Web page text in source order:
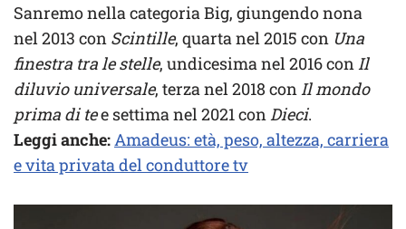
Sanremo nella categoria Big, giungendo nona
nel 2013 con Scintille, quarta nel 2015 con Una
finestra tra le stelle, undicesima nel 2016 con Il
diluvio universale, terza nel 2018 con Il mondo
prima di tee settima nel 2021 con Dieci.
Leggi anche: Amadeus: età, peso, altezza, carriera
e vita privata del conduttore tv